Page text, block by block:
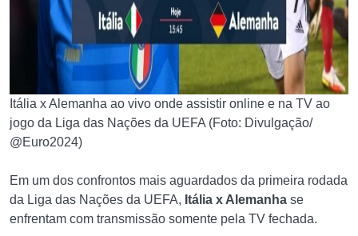
Itália x Alemanha ao vivo onde assistir online e na TV ao
jogo da Liga das Nações da UEFA (Foto: Divulgação/
@Euro2024)
Em um dos confrontos mais aguardados da primeira rodada
da Liga das Nações da UEFA, Itália x Alemanha se
enfrentam com transmissão somente pela TV fechada.